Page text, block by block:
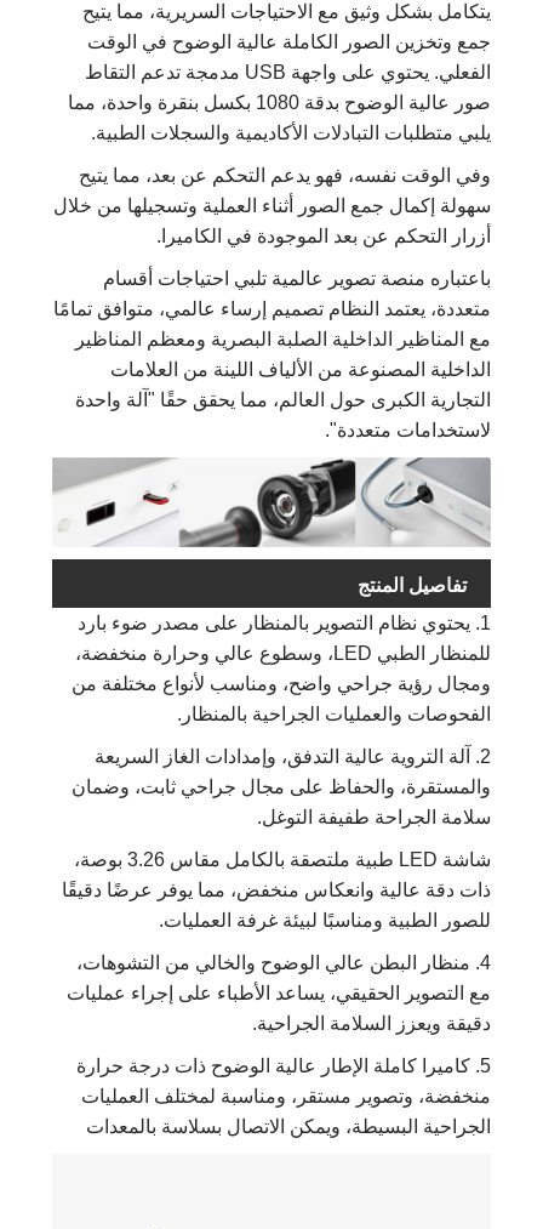
يتكامل بشكل وثيق مع الاحتياجات السريرية، مما يتيح
جمع وتخزين الصور الكاملة عالية الوضوح في الوقت
الفعلي. يحتوي على واجهة USB مدمجة تدعم التقاط
صور عالية الوضوح بدقة 1080 بكسل بنقرة واحدة، مما
يلبي متطلبات التبادلات الأكاديمية والسجلات الطبية.
وفي الوقت نفسه، فهو يدعم التحكم عن بعد، مما يتيح
سهولة إكمال جمع الصور أثناء العملية وتسجيلها من خلال
أزرار التحكم عن بعد الموجودة في الكاميرا.
باعتباره منصة تصوير عالمية تلبي احتياجات أقسام
متعددة، يعتمد النظام تصميم إرساء عالمي، متوافق تمامًا
مع المناظير الداخلية الصلبة البصرية ومعظم المناظير
الداخلية المصنوعة من الألياف اللينة من العلامات
التجارية الكبرى حول العالم، مما يحقق حقًا "آلة واحدة
لاستخدامات متعددة".
تفاصيل المنتج
1. يحتوي نظام التصوير بالمنظار على مصدر ضوء بارد
للمنظار الطبي LED، وسطوع عالي وحرارة منخفضة،
ومجال رؤية جراحي واضح، ومناسب لأنواع مختلفة من
الفحوصات والعمليات الجراحية بالمنظار.
2. آلة التروية عالية التدفق، وإمدادات الغاز السريعة
والمستقرة، والحفاظ على مجال جراحي ثابت، وضمان
سلامة الجراحة طفيفة التوغل.
شاشة LED طبية ملتصقة بالكامل مقاس 3.26 بوصة،
ذات دقة عالية وانعكاس منخفض، مما يوفر عرضًا دقيقًا
للصور الطبية ومناسبًا لبيئة غرفة العمليات.
4. منظار البطن عالي الوضوح والخالي من التشوهات،
مع التصوير الحقيقي، يساعد الأطباء على إجراء عمليات
دقيقة ويعزز السلامة الجراحية.
5. كاميرا كاملة الإطار عالية الوضوح ذات درجة حرارة
منخفضة، وتصوير مستقر، ومناسبة لمختلف العمليات
الجراحية البسيطة، ويمكن الاتصال بسلاسة بالمعدات